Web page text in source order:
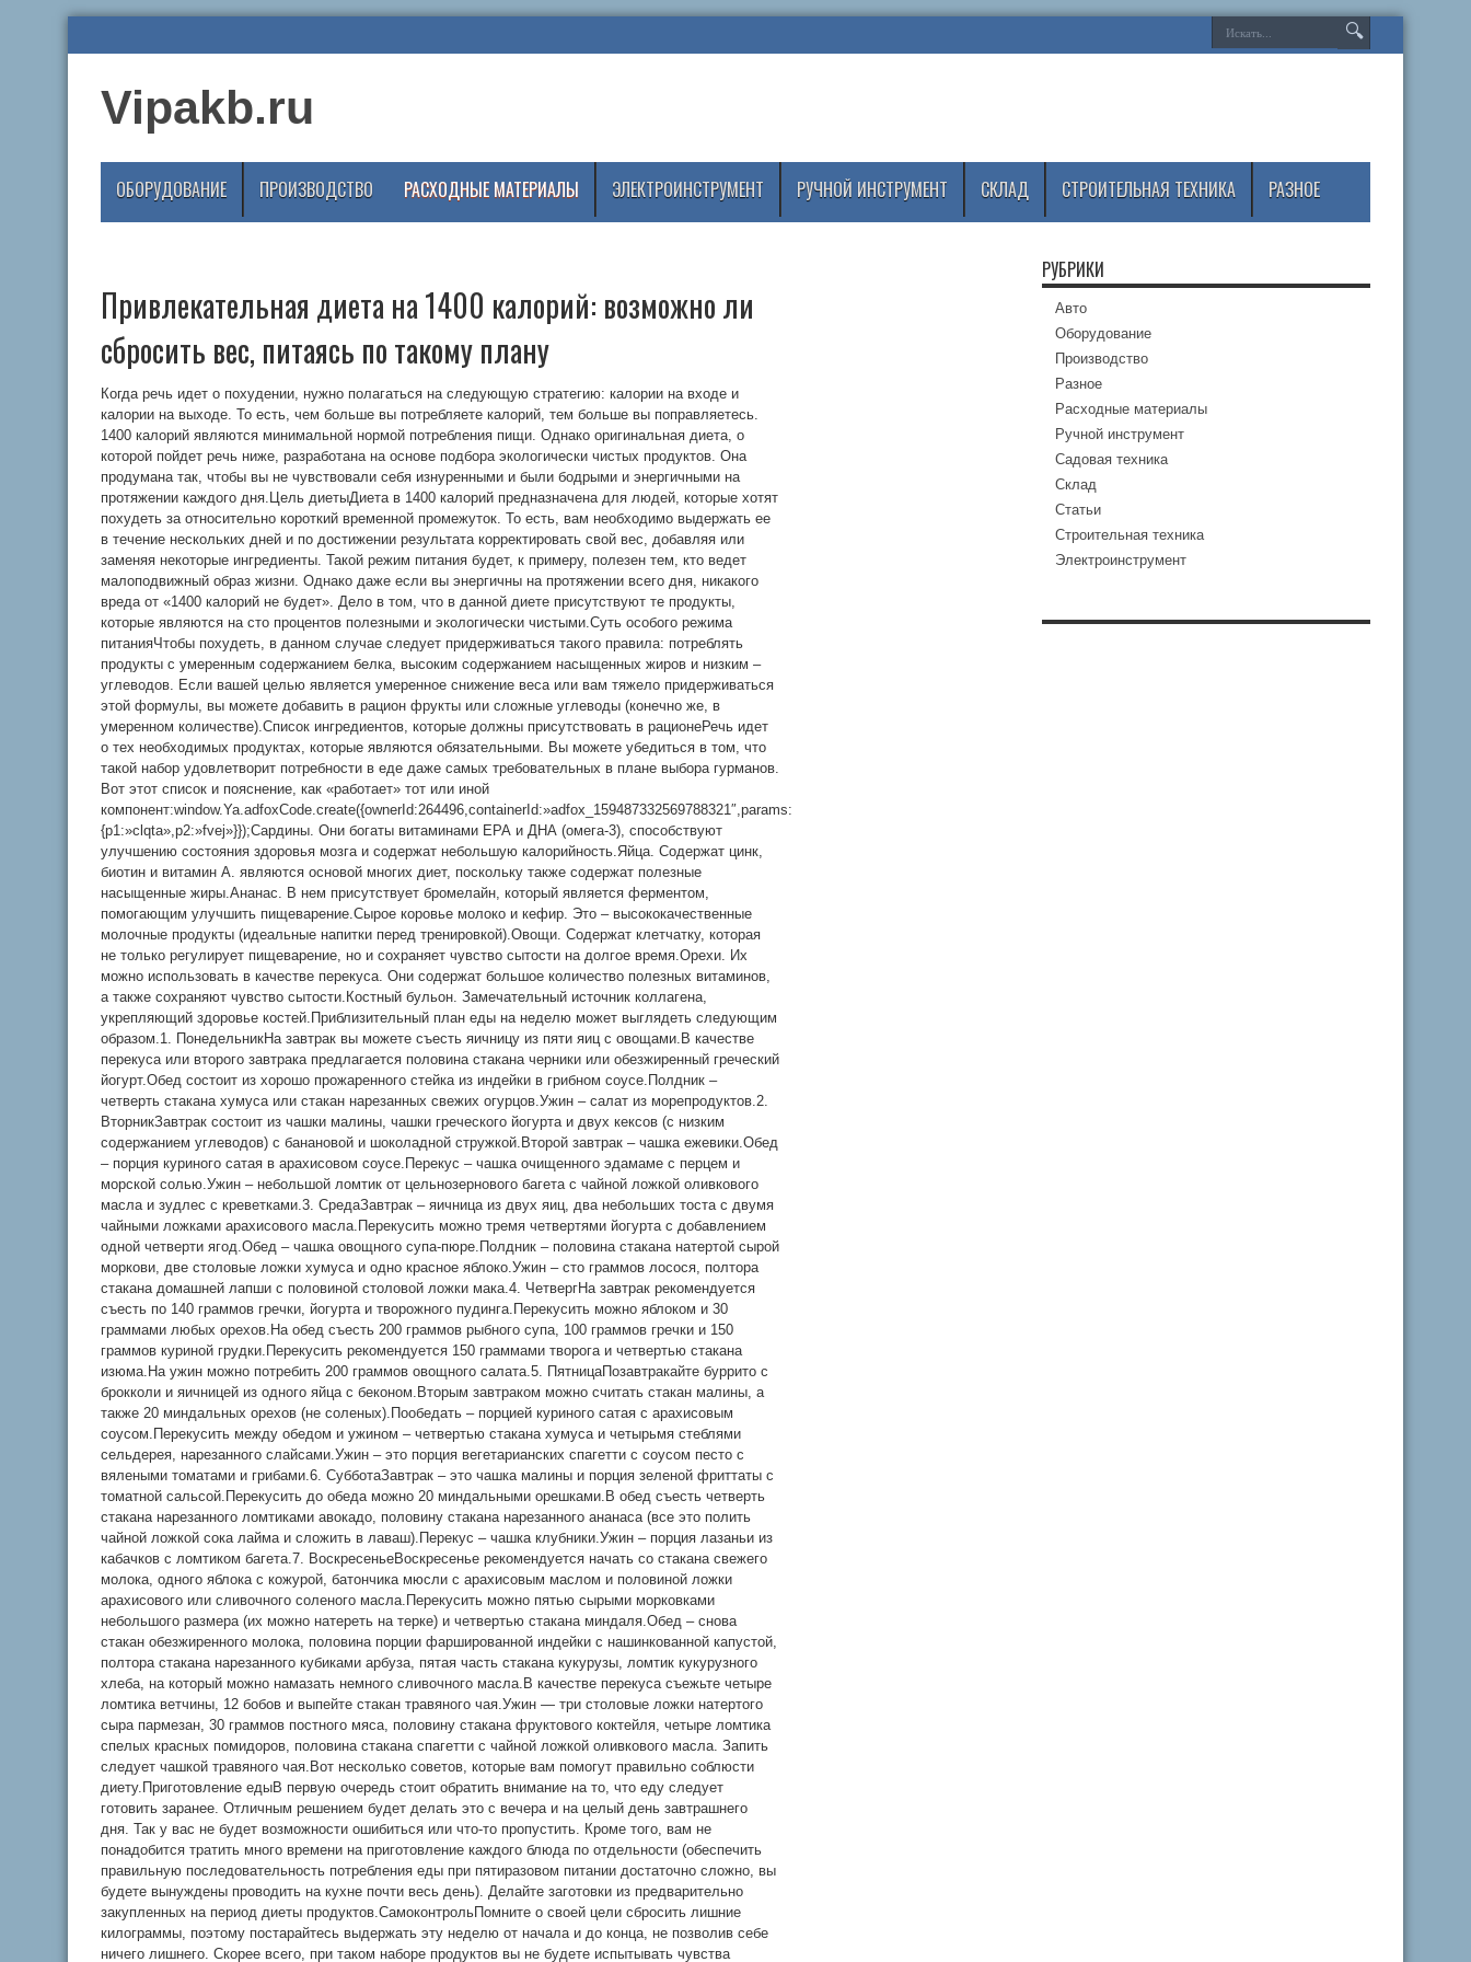
Vipakb.ru
ОБОРУДОВАНИЕ ПРОИЗВОДСТВО РАСХОДНЫЕ МАТЕРИАЛЫ ЭЛЕКТРОИНСТРУМЕНТ РУЧНОЙ ИНСТРУМЕНТ СКЛАД СТРОИТЕЛЬНАЯ ТЕХНИКА РАЗНОЕ
Привлекательная диета на 1400 калорий: возможно ли
сбросить вес, питаясь по такому плану
Когда речь идет о похудении, нужно полагаться на следующую стратегию: калории на входе и
калории на выходе. То есть, чем больше вы потребляете калорий, тем больше вы поправляетесь.
1400 калорий являются минимальной нормой потребления пищи. Однако оригинальная диета, о
которой пойдет речь ниже, разработана на основе подбора экологически чистых продуктов. Она
продумана так, чтобы вы не чувствовали себя изнуренными и были бодрыми и энергичными на
протяжении каждого дня.Цель диетыДиета в 1400 калорий предназначена для людей, которые хотят
похудеть за относительно короткий временной промежуток. То есть, вам необходимо выдержать ее
в течение нескольких дней и по достижении результата корректировать свой вес, добавляя или
заменяя некоторые ингредиенты. Такой режим питания будет, к примеру, полезен тем, кто ведет
малоподвижный образ жизни. Однако даже если вы энергичны на протяжении всего дня, никакого
вреда от «1400 калорий не будет». Дело в том, что в данной диете присутствуют те продукты,
которые являются на сто процентов полезными и экологически чистыми.Суть особого режима
питанияЧтобы похудеть, в данном случае следует придерживаться такого правила: потреблять
продукты с умеренным содержанием белка, высоким содержанием насыщенных жиров и низким –
углеводов. Если вашей целью является умеренное снижение веса или вам тяжело придерживаться
этой формулы, вы можете добавить в рацион фрукты или сложные углеводы (конечно же, в
умеренном количестве).Список ингредиентов, которые должны присутствовать в рационеРечь идет
о тех необходимых продуктах, которые являются обязательными. Вы можете убедиться в том, что
такой набор удовлетворит потребности в еде даже самых требовательных в плане выбора гурманов.
Вот этот список и пояснение, как «работает» тот или иной
компонент:window.Ya.adfoxCode.create({ownerId:264496,containerId:»adfox_159487332569788321″,params:
{p1:»clqta»,p2:»fvej»}});Сардины. Они богаты витаминами ЕРА и ДНА (омега-3), способствуют
улучшению состояния здоровья мозга и содержат небольшую калорийность.Яйца. Содержат цинк,
биотин и витамин А. являются основой многих диет, поскольку также содержат полезные
насыщенные жиры.Ананас. В нем присутствует бромелайн, который является ферментом,
помогающим улучшить пищеварение.Сырое коровье молоко и кефир. Это – высококачественные
молочные продукты (идеальные напитки перед тренировкой).Овощи. Содержат клетчатку, которая
не только регулирует пищеварение, но и сохраняет чувство сытости на долгое время.Орехи. Их
можно использовать в качестве перекуса. Они содержат большое количество полезных витаминов,
а также сохраняют чувство сытости.Костный бульон. Замечательный источник коллагена,
укрепляющий здоровье костей.Приблизительный план еды на неделю может выглядеть следующим
образом.1. ПонедельникНа завтрак вы можете съесть яичницу из пяти яиц с овощами.В качестве
перекуса или второго завтрака предлагается половина стакана черники или обезжиренный греческий
йогурт.Обед состоит из хорошо прожаренного стейка из индейки в грибном соусе.Полдник –
четверть стакана хумуса или стакан нарезанных свежих огурцов.Ужин – салат из морепродуктов.2.
ВторникЗавтрак состоит из чашки малины, чашки греческого йогурта и двух кексов (с низким
содержанием углеводов) с банановой и шоколадной стружкой.Второй завтрак – чашка ежевики.Обед
– порция куриного сатая в арахисовом соусе.Перекус – чашка очищенного эдамаме с перцем и
морской солью.Ужин – небольшой ломтик от цельнозернового багета с чайной ложкой оливкового
масла и зудлес с креветками.3. СредаЗавтрак – яичница из двух яиц, два небольших тоста с двумя
чайными ложками арахисового масла.Перекусить можно тремя четвертями йогурта с добавлением
одной четверти ягод.Обед – чашка овощного супа-пюре.Полдник – половина стакана натертой сырой
моркови, две столовые ложки хумуса и одно красное яблоко.Ужин – сто граммов лосося, полтора
стакана домашней лапши с половиной столовой ложки мака.4. ЧетвергНа завтрак рекомендуется
съесть по 140 граммов гречки, йогурта и творожного пудинга.Перекусить можно яблоком и 30
граммами любых орехов.На обед съесть 200 граммов рыбного супа, 100 граммов гречки и 150
граммов куриной грудки.Перекусить рекомендуется 150 граммами творога и четвертью стакана
изюма.На ужин можно потребить 200 граммов овощного салата.5. ПятницаПозавтракайте буррито с
брокколи и яичницей из одного яйца с беконом.Вторым завтраком можно считать стакан малины, а
также 20 миндальных орехов (не соленых).Пообедать – порцией куриного сатая с арахисовым
соусом.Перекусить между обедом и ужином – четвертью стакана хумуса и четырьмя стеблями
сельдерея, нарезанного слайсами.Ужин – это порция вегетарианских спагетти с соусом песто с
вялеными томатами и грибами.6. СубботаЗавтрак – это чашка малины и порция зеленой фриттаты с
томатной сальсой.Перекусить до обеда можно 20 миндальными орешками.В обед съесть четверть
стакана нарезанного ломтиками авокадо, половину стакана нарезанного ананаса (все это полить
чайной ложкой сока лайма и сложить в лаваш).Перекус – чашка клубники.Ужин – порция лазаньи из
кабачков с ломтиком багета.7. ВоскресеньеВоскресенье рекомендуется начать со стакана свежего
молока, одного яблока с кожурой, батончика мюсли с арахисовым маслом и половиной ложки
арахисового или сливочного соленого масла.Перекусить можно пятью сырыми морковками
небольшого размера (их можно натереть на терке) и четвертью стакана миндаля.Обед – снова
стакан обезжиренного молока, половина порции фаршированной индейки с нашинкованной капустой,
полтора стакана нарезанного кубиками арбуза, пятая часть стакана кукурузы, ломтик кукурузного
хлеба, на который можно намазать немного сливочного масла.В качестве перекуса съежьте четыре
ломтика ветчины, 12 бобов и выпейте стакан травяного чая.Ужин — три столовые ложки натертого
сыра пармезан, 30 граммов постного мяса, половину стакана фруктового коктейля, четыре ломтика
спелых красных помидоров, половина стакана спагетти с чайной ложкой оливкового масла. Запить
следует чашкой травяного чая.Вот несколько советов, которые вам помогут правильно соблюсти
диету.Приготовление едыВ первую очередь стоит обратить внимание на то, что еду следует
готовить заранее. Отличным решением будет делать это с вечера и на целый день завтрашнего
дня. Так у вас не будет возможности ошибиться или что-то пропустить. Кроме того, вам не
понадобится тратить много времени на приготовление каждого блюда по отдельности (обеспечить
правильную последовательность потребления еды при пятиразовом питании достаточно сложно, вы
будете вынуждены проводить на кухне почти весь день). Делайте заготовки из предварительно
закупленных на период диеты продуктов.СамоконтрольПомните о своей цели сбросить лишние
килограммы, поэтому постарайтесь выдержать эту неделю от начала и до конца, не позволив себе
ничего лишнего. Скорее всего, при таком наборе продуктов вы не будете испытывать чувства
РУБРИКИ
Авто
Оборудование
Производство
Разное
Расходные материалы
Ручной инструмент
Садовая техника
Склад
Статьи
Строительная техника
Электроинструмент